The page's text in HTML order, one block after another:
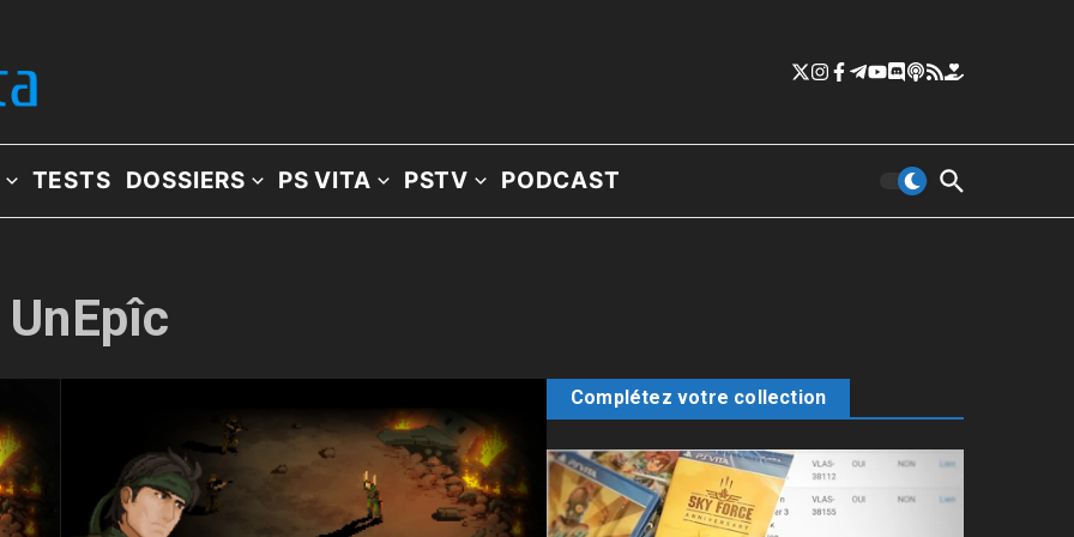
TESTS DOSSIERS PS VITA PSTV PODCAST
Complétez votre collection